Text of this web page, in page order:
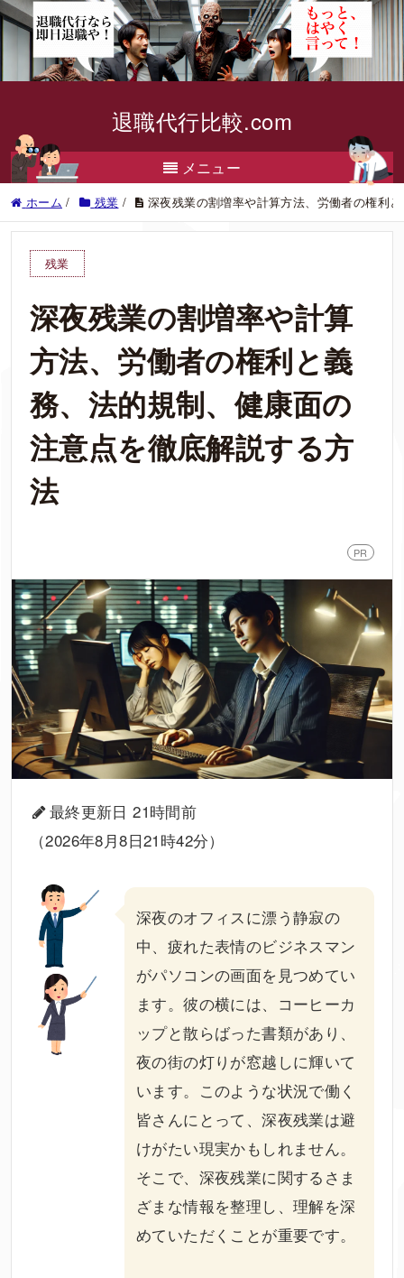
退職代行比較.com
メニュー
ホーム / 残業 / 深夜残業の割増率や計算方法、労働者の権利
残業
深夜残業の割増率や計算
方法、労働者の権利と義
務、法的規制、健康面の
注意点を徹底解説する方
法
PR
最終更新日 21時間前
（2026年8月8日21時42分）
深夜のオフィスに漂う静寂の
中、疲れた表情のビジネスマン
がパソコンの画面を見つめてい
ます。彼の横には、コーヒーカ
ップと散らばった書類があり、
夜の街の灯りが窓越しに輝いて
います。このような状況で働く
皆さんにとって、深夜残業は避
けがたい現実かもしれません。
そこで、深夜残業に関するさま
ざまな情報を整理し、理解を深
めていただくことが重要です。